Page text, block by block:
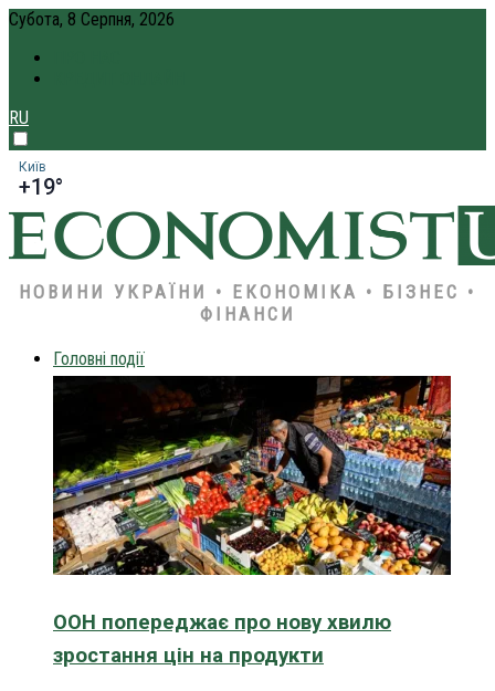
Субота, 8 Серпня, 2026
RU
Київ
+19°
НОВИНИ УКРАЇНИ • ЕКОНОМІКА • БІЗНЕС •
ФІНАНСИ
Головні події
ООН попереджає про нову хвилю
зростання цін на продукти